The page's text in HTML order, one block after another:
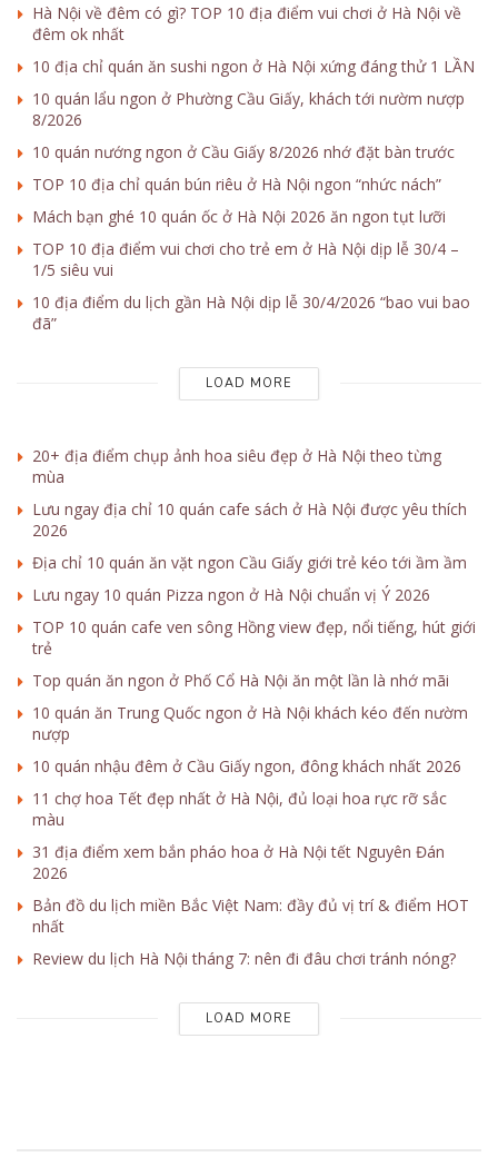
Hà Nội về đêm có gì? TOP 10 địa điểm vui chơi ở Hà Nội về
đêm ok nhất
10 địa chỉ quán ăn sushi ngon ở Hà Nội xứng đáng thử 1 LẦN
10 quán lẩu ngon ở Phường Cầu Giấy, khách tới nườm nượp
8/2026
10 quán nướng ngon ở Cầu Giấy 8/2026 nhớ đặt bàn trước
TOP 10 địa chỉ quán bún riêu ở Hà Nội ngon “nhức nách”
Mách bạn ghé 10 quán ốc ở Hà Nội 2026 ăn ngon tụt lưỡi
TOP 10 địa điểm vui chơi cho trẻ em ở Hà Nội dịp lễ 30/4 –
1/5 siêu vui
10 địa điểm du lịch gần Hà Nội dịp lễ 30/4/2026 “bao vui bao
đã”
LOAD MORE
20+ địa điểm chụp ảnh hoa siêu đẹp ở Hà Nội theo từng
mùa
Lưu ngay địa chỉ 10 quán cafe sách ở Hà Nội được yêu thích
2026
Địa chỉ 10 quán ăn vặt ngon Cầu Giấy giới trẻ kéo tới ầm ầm
Lưu ngay 10 quán Pizza ngon ở Hà Nội chuẩn vị Ý 2026
TOP 10 quán cafe ven sông Hồng view đẹp, nổi tiếng, hút giới
trẻ
Top quán ăn ngon ở Phố Cổ Hà Nội ăn một lần là nhớ mãi
10 quán ăn Trung Quốc ngon ở Hà Nội khách kéo đến nườm
nượp
10 quán nhậu đêm ở Cầu Giấy ngon, đông khách nhất 2026
11 chợ hoa Tết đẹp nhất ở Hà Nội, đủ loại hoa rực rỡ sắc
màu
31 địa điểm xem bắn pháo hoa ở Hà Nội tết Nguyên Đán
2026
Bản đồ du lịch miền Bắc Việt Nam: đầy đủ vị trí & điểm HOT
nhất
Review du lịch Hà Nội tháng 7: nên đi đâu chơi tránh nóng?
LOAD MORE